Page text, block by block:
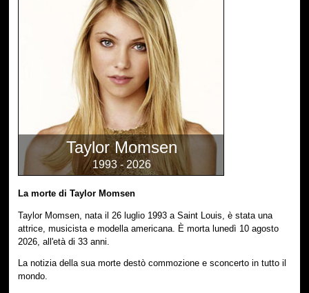
Taylor Momsen
1993 - 2026
La morte di Taylor Momsen
Taylor Momsen, nata il 26 luglio 1993 a Saint Louis, è stata una
attrice, musicista e modella americana. È morta lunedì 10 agosto
2026, all'età di 33 anni.
La notizia della sua morte destò commozione e sconcerto in tutto il
mondo.